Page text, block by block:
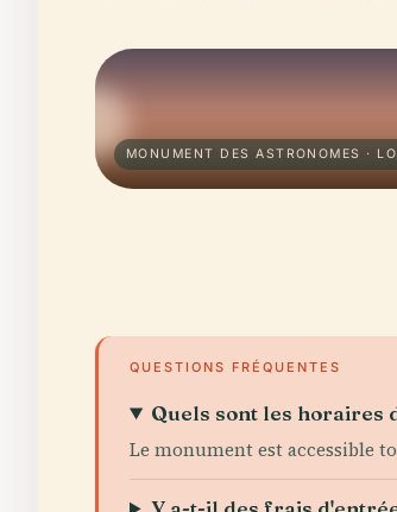
MONUMENT DES ASTRONOMES ·
QUESTIONS FRÉQUENTES
Quels sont les horaires
Le monument est accessible